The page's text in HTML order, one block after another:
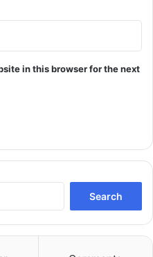
in this browser for the next